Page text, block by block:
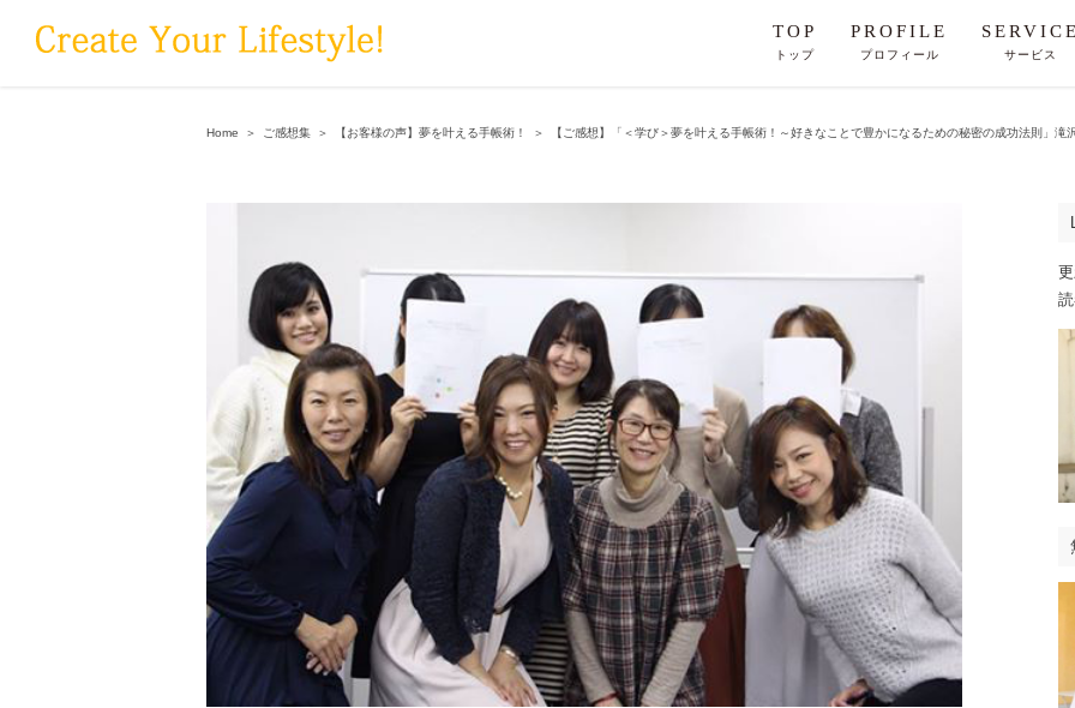
TOP
トップ
PROFILE
プロフィール
SERVICE
サービス
Home ＞ ご感想集 ＞ 【お客様の声】夢を叶える手帳術！ ＞ 【ご感想】「＜学び＞夢を叶える手帳術！～好きなことで豊かになるための秘密の成功法則」滝